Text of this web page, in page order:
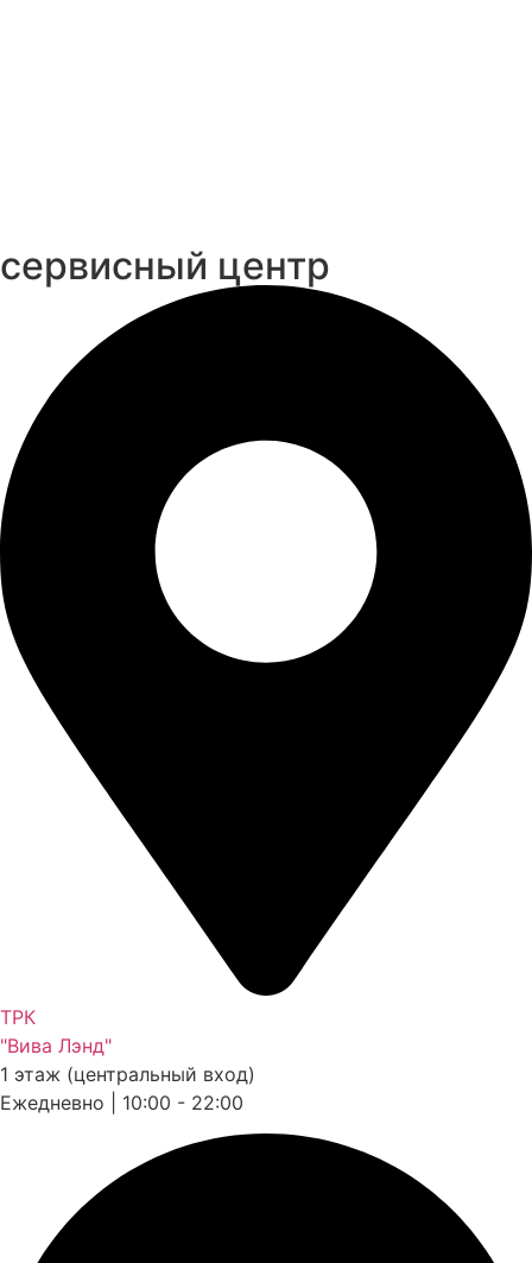
cервисный центр
ТРК
"Вива Лэнд"
1 этаж (центральный вход)
Ежедневно | 10:00 - 22:00